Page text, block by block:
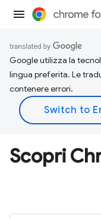
Google utilizza la
lingua preferita. Le
contenere errori.
Scopri